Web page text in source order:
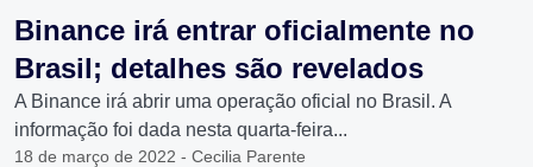
Binance irá entrar oficialmente no
Brasil; detalhes são revelados
A Binance irá abrir uma operação oficial no Brasil. A
informação foi dada nesta quarta-feira...
18 de março de 2022 - Cecilia Parente